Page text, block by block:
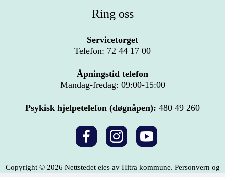
Ring oss
Servicetorget
Telefon: 72 44 17 00
Åpningstid telefon
Mandag-fredag: 09:00-15:00
Psykisk hjelpetelefon (døgnåpen): 480 49 260
Copyright © 2026 Nettstedet eies av Hitra kommune. Personvern og